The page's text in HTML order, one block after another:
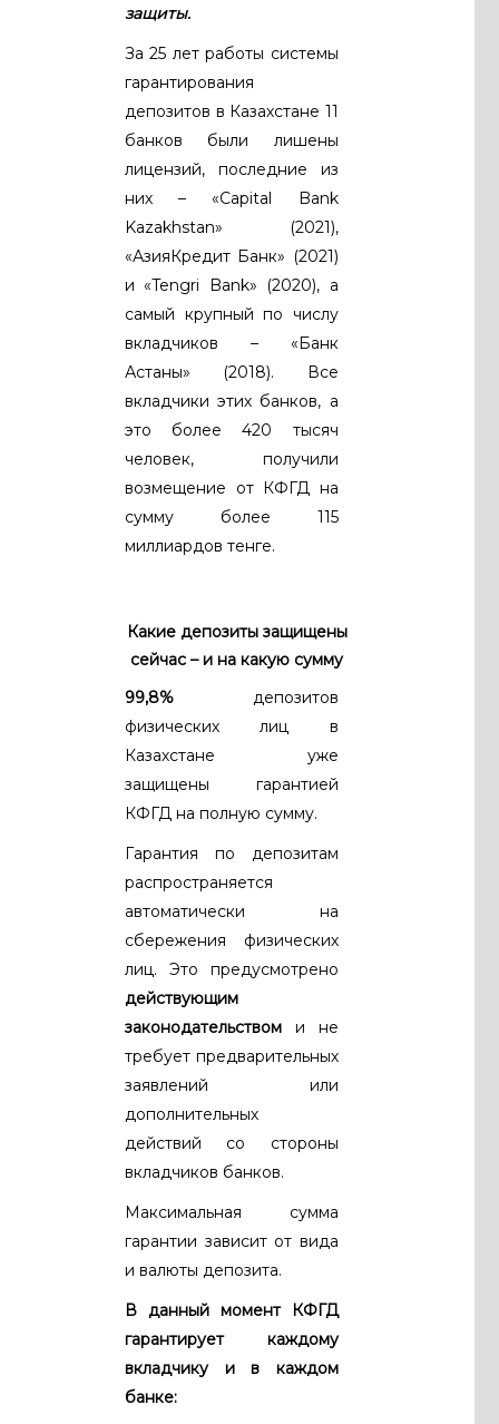
защиты.
За 25 лет работы системы
гарантирования
депозитов в Казахстане 11
банков были лишены
лицензий, последние из
них – «Capital Bank
Kazakhstan» (2021),
«АзияКредит Банк» (2021)
и «Tengri Bank» (2020), а
самый крупный по числу
вкладчиков – «Банк
Астаны» (2018). Все
вкладчики этих банков, а
это более 420 тысяч
человек, получили
возмещение от КФГД на
сумму более 115
миллиардов тенге.
Какие депозиты защищены
сейчас – и на какую сумму
99,8% депозитов
физических лиц в
Казахстане уже
защищены гарантией
КФГД на полную сумму.
Гарантия по депозитам
распространяется
автоматически на
сбережения физических
лиц. Это предусмотрено
действующим
законодательством и не
требует предварительных
заявлений или
дополнительных
действий со стороны
вкладчиков банков.
Максимальная сумма
гарантии зависит от вида
и валюты депозита.
В данный момент КФГД
гарантирует каждому
вкладчику и в каждом
банке: